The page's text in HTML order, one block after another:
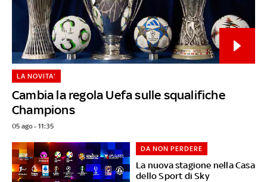
Cambia la regola Uefa sulle squalifiche
Champions
LA NOVITA'
05 ago - 11:35
La nuova stagione nella Casa
dello Sport di Sky
DA NON PERDERE